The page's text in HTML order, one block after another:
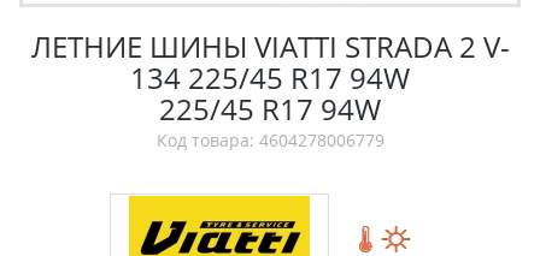
ЛЕТНИЕ ШИНЫ VIATTI STRADA 2 V-
134 225/45 R17 94W
225/45 R17 94W
Код товара: 4604278006779